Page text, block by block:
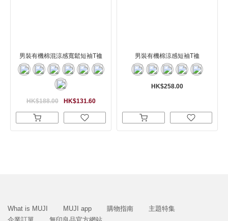
男裝有機棉混涼感寬鬆短袖T裇
HK$131.60
HK$188.00
男裝有機棉涼感短袖T裇
HK$258.00
What is MUJI MUJI app 購物指南
主題特集